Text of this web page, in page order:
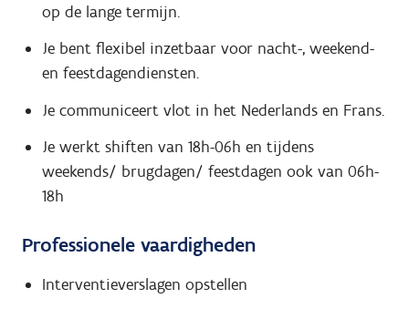
op de lange termijn.
Je bent flexibel inzetbaar voor nacht-, weekend-
en feestdagendiensten.
Je communiceert vlot in het Nederlands en Frans.
Je werkt shiften van 18h-06h en tijdens
weekends/ brugdagen/ feestdagen ook van 06h-
18h
Professionele vaardigheden
Interventieverslagen opstellen